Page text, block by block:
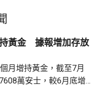
黃金 據報增加存放
月增持黃金，截至7月
萬安士，較6月底增加